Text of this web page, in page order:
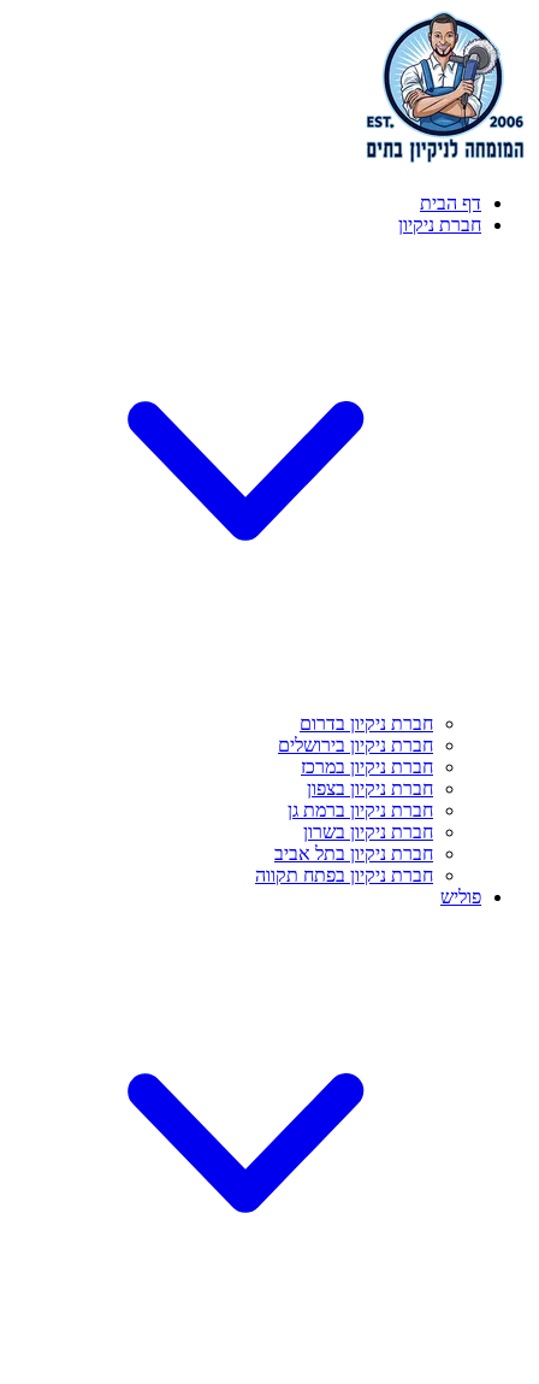
דף הבית
חברת ניקיון
חברת ניקיון בדרום
חברת ניקיון בירושלים
חברת ניקיון במרכז
חברת ניקיון בצפון
חברת ניקיון ברמת גן
חברת ניקיון בשרון
חברת ניקיון בתל אביב
חברת ניקיון בפתח תקווה
פוליש